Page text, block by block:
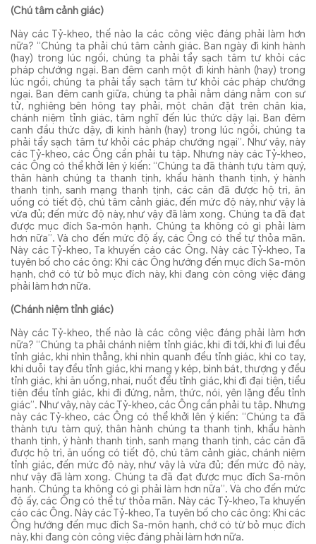
(Chú tâm cảnh giác)
Này các Tỷ-kheo, thế nào la các công việc đáng phải làm hơn
nữa? “Chúng ta phải chú tâm cảnh giác. Ban ngày đi kinh hành
(hay) trong lúc ngồi, chúng ta phải tẩy sạch tâm tư khỏi các
pháp chướng ngại. Ban đêm canh một đi kinh hành (hay) trong
lúc ngồi, chúng ta phải tẩy sạch tâm tư khỏi các pháp chướng
ngại. Ban đêm canh giữa, chúng ta phải nằm dáng nằm con sư
tử, nghiêng bên hông tay phải, một chân đặt trên chân kia,
chánh niệm tỉnh giác, tâm nghĩ đến lúc thức dậy lại. Ban đêm
canh đầu thức dậy, đi kinh hành (hay) trong lúc ngồi, chúng ta
phải tẩy sạch tâm tư khỏi các pháp chướng ngại”. Như vậy, này
các Tỷ-kheo, các Ông cần phải tu tập. Nhưng này các Tỷ-kheo,
các Ông có thể khởi lên ý kiến: “Chúng ta đã thành tựu tàm quý,
thân hành chúng ta thanh tịnh, khẩu hành thanh tịnh, ý hành
thanh tịnh, sanh mạng thanh tịnh, các căn đã được hộ trì, ăn
uống có tiết độ, chú tâm cảnh giác, đến mức độ này, như vậy là
vừa đủ; đến mức độ này, như vậy đã làm xong. Chúng ta đã đạt
được mục đích Sa-môn hạnh. Chúng ta không có gì phải làm
hơn nữa”. Và cho đến mức độ ấy, các Ông có thể tự thỏa mãn.
Này các Tỷ-kheo, Ta khuyến cáo các Ông. Này các Tỷ-kheo, Ta
tuyên bố cho các ông: Khi các Ông hướng đến mục đích Sa-môn
hạnh, chớ có từ bỏ mục đích này, khi đang còn công việc đáng
phải làm hơn nữa.
(Chánh niệm tỉnh giác)
Này các Tỷ-kheo, thế nào là các công việc đáng phải làm hơn
nữa? “Chúng ta phải chánh niệm tỉnh giác, khi đi tới, khi đi lui đều
tỉnh giác, khi nhìn thẳng, khi nhìn quanh đều tỉnh giác, khi co tay,
khi duỗi tay đều tỉnh giác, khi mang y kép, bình bát, thượng y đều
tỉnh giác, khi ăn uống, nhai, nuốt đều tỉnh giác, khi đi đại tiện, tiểu
tiện đều tỉnh giác, khi đi đứng, nằm, thức, nói, yên lặng đều tỉnh
giác”. Như vậy, này các Tỷ-kheo, các Ông cần phải tu tập. Nhưng
này các Tỷ-kheo, các Ông có thể khởi lên ý kiến: “Chúng ta đã
thành tựu tàm quý, thân hành chúng ta thanh tịnh, khẩu hành
thanh tịnh, ý hành thanh tịnh, sanh mạng thanh tịnh, các căn đã
được hộ trì, ăn uống có tiết độ, chú tâm cảnh giác, chánh niệm
tỉnh giác, đến mức độ này, như vậy là vừa đủ; đến mức độ này,
như vậy đã làm xong. Chúng ta đã đạt được mục đích Sa-môn
hạnh. Chúng ta không có gì phải làm hơn nữa”. Và cho đến mức
độ ấy, các Ông có thể tự thỏa mãn. Này các Tỷ-kheo, Ta khuyến
cáo các Ông. Này các Tỷ-kheo, Ta tuyên bố cho các ông: Khi các
Ông hướng đến mục đích Sa-môn hạnh, chớ có từ bỏ mục đích
này, khi đang còn công việc đáng phải làm hơn nữa.